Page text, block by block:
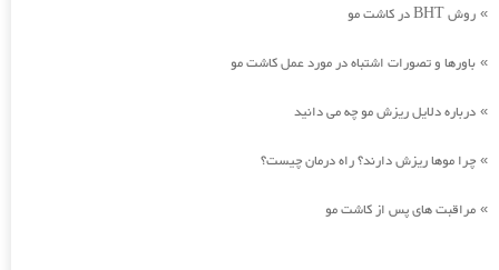
» روش BHT در کاشت مو
» باورها و تصورات اشتباه در مورد عمل کاشت مو
» درباره دلایل ریزش مو چه می دانید
» چرا موها ریزش دارند؟ راه درمان چیست؟
» مراقبت های پس از کاشت مو